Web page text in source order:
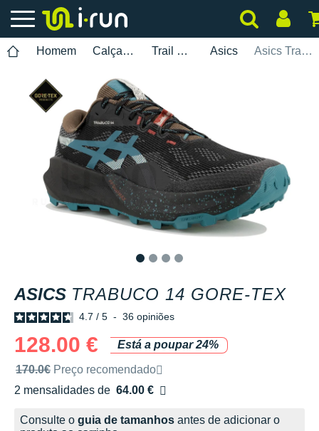
Homem Calçados Trail Running Asics Asics Trabuco 14 Gore-Tex
ASICS TRABUCO 14 GORE-TEX
4.7 / 5 - 36 opiniões
128.00 €
Está a poupar 24%
Preço de venda recomendado pela marca
170.0€ Preço recomendado
2 mensalidades de 64.00 €
sem custos
Consulte o guia de tamanhos antes de adicionar o